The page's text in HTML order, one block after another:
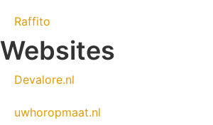
Raffito
Websites
Devalore.nl
uwhoropmaat.nl